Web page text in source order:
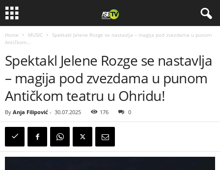
Home MUSIC
Spektakl Jelene Rozge se nastavlja – magija pod zvezdama u punom
Antičkom...
Spektakl Jelene Rozge se nastavlja
– magija pod zvezdama u punom
Antičkom teatru u Ohridu!
By Anja Filipović - 30.07.2025 176 0